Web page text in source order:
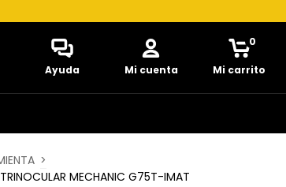
Ayuda Mi cuenta Mi carrito
0
>
MECHANIC G75T-IMAT